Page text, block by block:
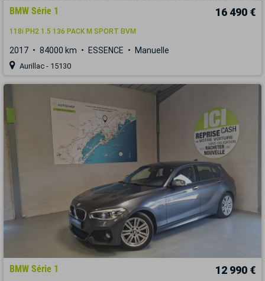
BMW Série 1 16 490 €
118i PH2 1.5 136 PACK M SPORT BVM
2017 84000 km ESSENCE Manuelle
Aurillac - 15130
BMW Série 1 12 990 €